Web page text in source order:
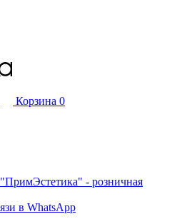
Корзина 0
- розничная
в WhatsApp